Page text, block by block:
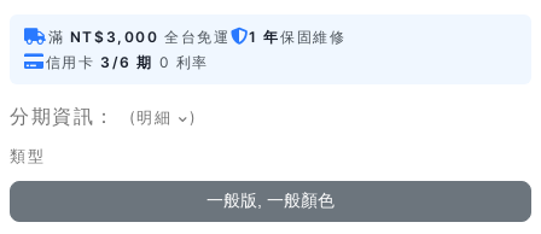
滿 NT$3,000 全台免運 1 年保固維修
信用卡 3/6 期 0 利率
分期資訊： (明細 )
類型
一般版, 一般顏色